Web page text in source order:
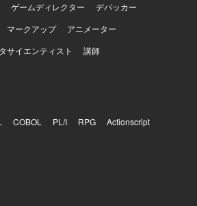
ゲームディレクター
デバッカー
マークアップ
アニメーター
サイエンティスト 講師
COBOL PL/I RPG
Actionscript